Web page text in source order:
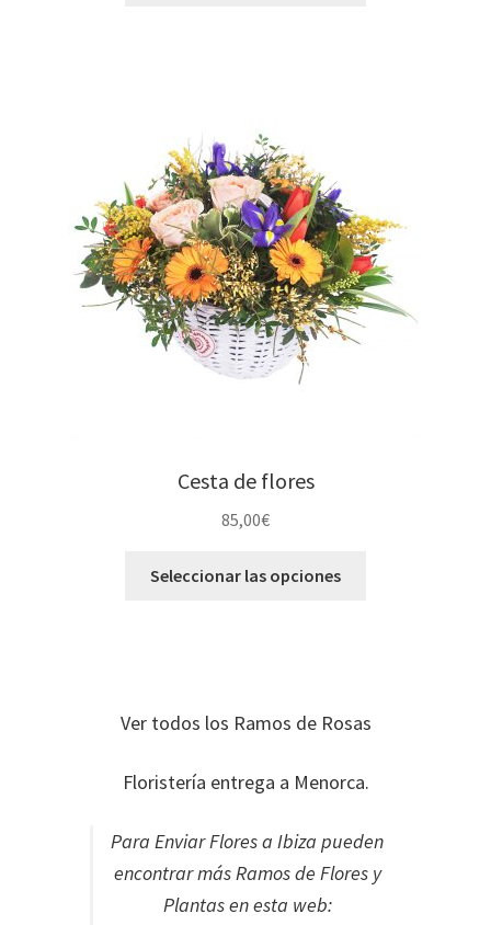
Cesta de flores
85,00€
Seleccionar las opciones
Ver todos los Ramos de Rosas
Floristería entrega a Menorca.
Para Enviar Flores a Ibiza pueden
encontrar más Ramos de Flores y
Plantas en esta web: